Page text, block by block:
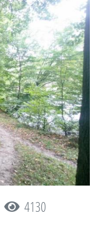
4130